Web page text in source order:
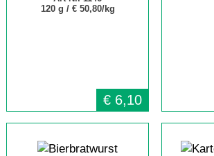
120 g / € 50,80/kg
€ 6,10